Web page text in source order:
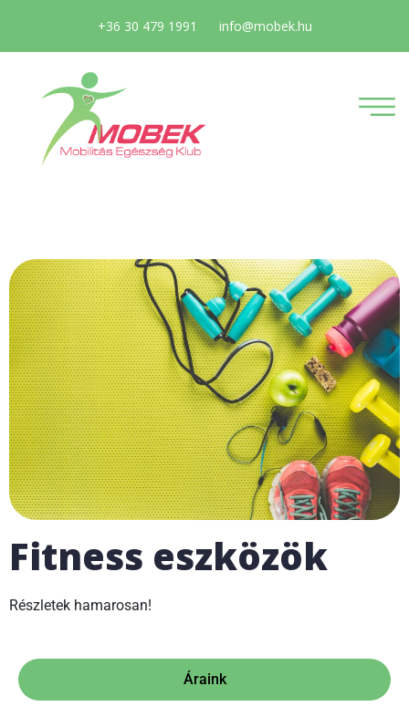
+36 30 479 1991 info@mobek.hu
Fitness eszközök
Részletek hamarosan!
Áraink